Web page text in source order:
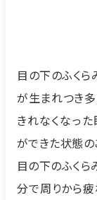
目の下のふくら
が生まれつき
きれなくなっ
ができた状態の
目の下のふくら
分で周りから